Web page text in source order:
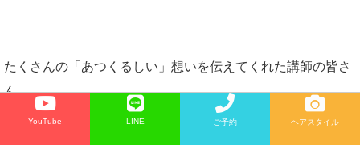
たくさんの「あつくるしい」想いを伝えてくれた講師の皆さ
ん。
YouTube LINE ご予約 ヘアスタイル